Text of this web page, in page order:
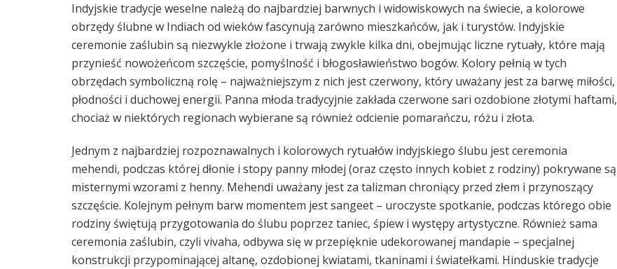
Indyjskie tradycje weselne należą do najbardziej barwnych i widowiskowych na świecie, a kolorowe
obrzędy ślubne w Indiach od wieków fascynują zarówno mieszkańców, jak i turystów. Indyjskie
ceremonie zaślubin są niezwykle złożone i trwają zwykle kilka dni, obejmując liczne rytuały, które mają
przynieść nowożeńcom szczęście, pomyślność i błogosławieństwo bogów. Kolory pełnią w tych
obrzędach symboliczną rolę – najważniejszym z nich jest czerwony, który uważany jest za barwę miłości,
płodności i duchowej energii. Panna młoda tradycyjnie zakłada czerwone sari ozdobione złotymi haftami,
chociaż w niektórych regionach wybierane są również odcienie pomarańczu, różu i złota.
Jednym z najbardziej rozpoznawalnych i kolorowych rytuałów indyjskiego ślubu jest ceremonia
mehendi, podczas której dłonie i stopy panny młodej (oraz często innych kobiet z rodziny) pokrywane są
misternymi wzorami z henny. Mehendi uważany jest za talizman chroniący przed złem i przynoszący
szczęście. Kolejnym pełnym barw momentem jest sangeet – uroczyste spotkanie, podczas którego obie
rodziny świętują przygotowania do ślubu poprzez taniec, śpiew i występy artystyczne. Również sama
ceremonia zaślubin, czyli vivaha, odbywa się w przepięknie udekorowanej mandapie – specjalnej
konstrukcji przypominającej altanę, ozdobionej kwiatami, tkaninami i światełkami. Hinduskie tradycje